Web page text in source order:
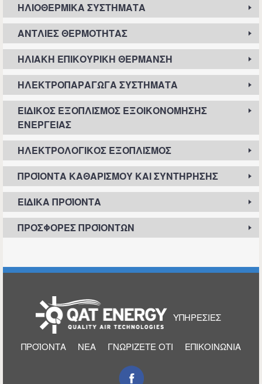
ΗΛΙΟΘΕΡΜΙΚΆ ΣΥΣΤΉΜΑΤΑ
ΑΝΤΛΊΕΣ ΘΕΡΜΌΤΗΤΑΣ
ΗΛΙΑΚΉ ΕΠΙΚΟΥΡΙΚΉ ΘΈΡΜΑΝΣΗ
ΗΛΕΚΤΡΟΠΑΡΑΓΩΓΆ ΣΥΣΤΉΜΑΤΑ
ΕΙΔΙΚΌΣ ΕΞΟΠΛΙΣΜΌΣ ΕΞΟΙΚΟΝΌΜΗΣΗΣ
ΕΝΈΡΓΕΙΑΣ
ΗΛΕΚΤΡΟΛΟΓΙΚΌΣ ΕΞΟΠΛΙΣΜΌΣ
ΠΡΟΪΌΝΤΑ ΚΑΘΑΡΙΣΜΟΎ ΚΑΙ ΣΥΝΤΉΡΗΣΗΣ
ΕΙΔΙΚΆ ΠΡΟΪΌΝΤΑ
ΠΡΟΣΦΟΡΈΣ ΠΡΟΪΌΝΤΩΝ
ΑΡΧΙΚΉ ΥΠΗΡΕΣΊΕΣ
ΠΡΟΪΌΝΤΑ ΝΈΑ ΓΝΩΡΊΖΕΤΕ ΌΤΙ ΕΠΙΚΟΙΝΩΝΊΑ